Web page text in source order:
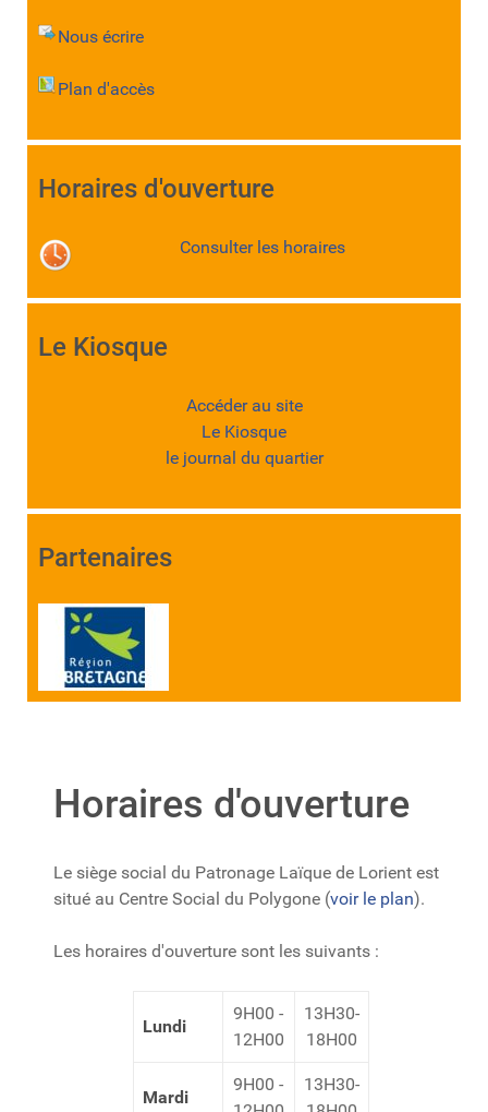
Nous écrire
Plan d'accès
Horaires d'ouverture
Consulter les horaires
Le Kiosque
Accéder au site
Le Kiosque
le journal du quartier
Partenaires
Horaires d'ouverture
Le siège social du Patronage Laïque de Lorient est
situé au Centre Social du Polygone (voir le plan).
Les horaires d'ouverture sont les suivants :
Lundi
9H00 -
12H00
13H30-
18H00
Mardi
9H00 -
13H30-